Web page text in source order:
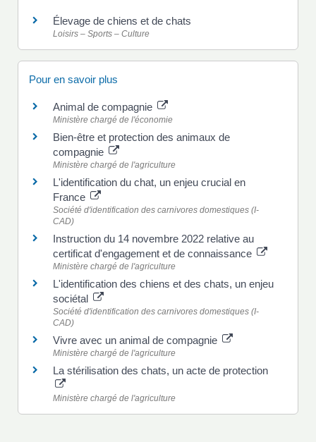
Élevage de chiens et de chats
Loisirs – Sports – Culture
Pour en savoir plus
Animal de compagnie
Ministère chargé de l'économie
Bien-être et protection des animaux de
compagnie
Ministère chargé de l'agriculture
L'identification du chat, un enjeu crucial en
France
Société d'identification des carnivores domestiques (I-
CAD)
Instruction du 14 novembre 2022 relative au
certificat d'engagement et de connaissance
Ministère chargé de l'agriculture
L'identification des chiens et des chats, un enjeu
sociétal
Société d'identification des carnivores domestiques (I-
CAD)
Vivre avec un animal de compagnie
Ministère chargé de l'agriculture
La stérilisation des chats, un acte de protection
Ministère chargé de l'agriculture